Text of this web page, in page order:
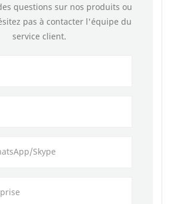
questions sur nos produits ou
pas à contacter l'équipe du
service client.
Skype